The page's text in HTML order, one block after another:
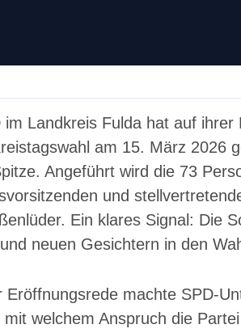
am 15. März 2026
Angeführt wird die 73
und
Ein klares Signal: Die
neuen Gesichtern in den
Eröffnungsrede machte SPD-
mit welchem Anspruch die